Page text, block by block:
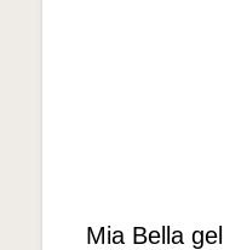
Mia Bella gel